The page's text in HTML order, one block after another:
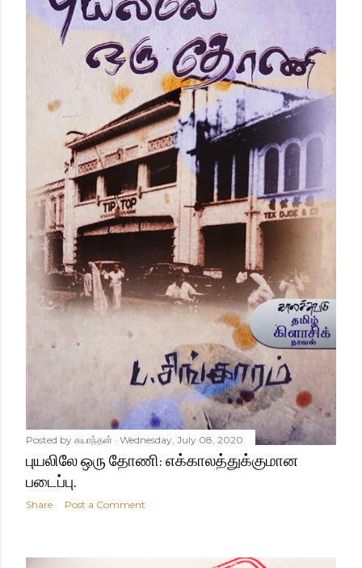
Posted by சுயாந்தன் Wednesday, July 08, 2020
புயலிலே ஒரு தோணி: எக்காலத்துக்குமான
படைப்பு.
Share Post a Comment